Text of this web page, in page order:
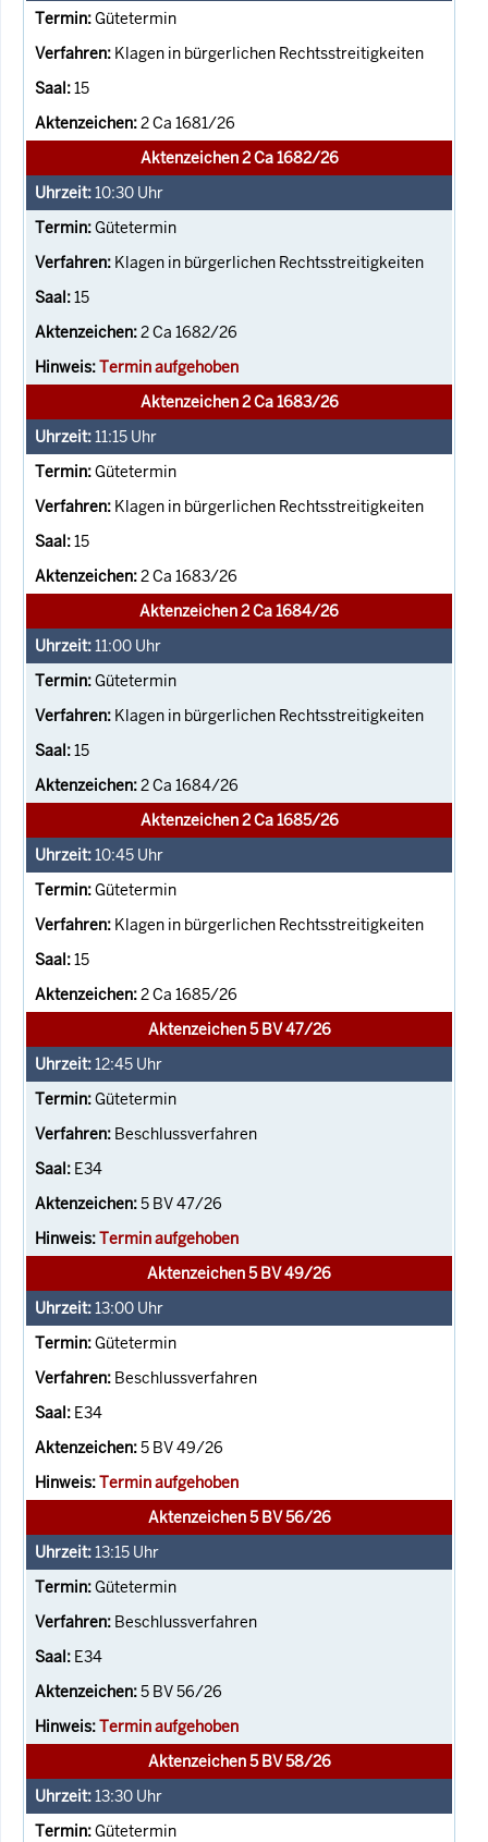
Gütetermin
Klagen in bürgerlichen Rechtsstreitigkeiten
15
2 Ca 1681/26
Aktenzeichen 2 Ca 1682/26
10:30 Uhr
Gütetermin
Klagen in bürgerlichen Rechtsstreitigkeiten
15
2 Ca 1682/26
Termin aufgehoben
Aktenzeichen 2 Ca 1683/26
11:15 Uhr
Gütetermin
Klagen in bürgerlichen Rechtsstreitigkeiten
15
2 Ca 1683/26
Aktenzeichen 2 Ca 1684/26
11:00 Uhr
Gütetermin
Klagen in bürgerlichen Rechtsstreitigkeiten
15
2 Ca 1684/26
Aktenzeichen 2 Ca 1685/26
10:45 Uhr
Gütetermin
Klagen in bürgerlichen Rechtsstreitigkeiten
15
2 Ca 1685/26
Aktenzeichen 5 BV 47/26
12:45 Uhr
Gütetermin
Beschlussverfahren
E34
5 BV 47/26
Termin aufgehoben
Aktenzeichen 5 BV 49/26
13:00 Uhr
Gütetermin
Beschlussverfahren
E34
5 BV 49/26
Termin aufgehoben
Aktenzeichen 5 BV 56/26
13:15 Uhr
Gütetermin
Beschlussverfahren
E34
5 BV 56/26
Termin aufgehoben
Aktenzeichen 5 BV 58/26
13:30 Uhr
Gütetermin